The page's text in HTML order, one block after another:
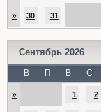
» 30 31
Сентябрь 2026
В П В С
» 1 2